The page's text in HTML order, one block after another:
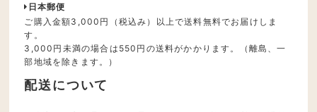
日本郵便
ご購入金額3,000円（税込み）以上で送料無料でお届けしま
す。
3,000円未満の場合は550円の送料がかかります。（離島、一
部地域を除きます。）
配送について